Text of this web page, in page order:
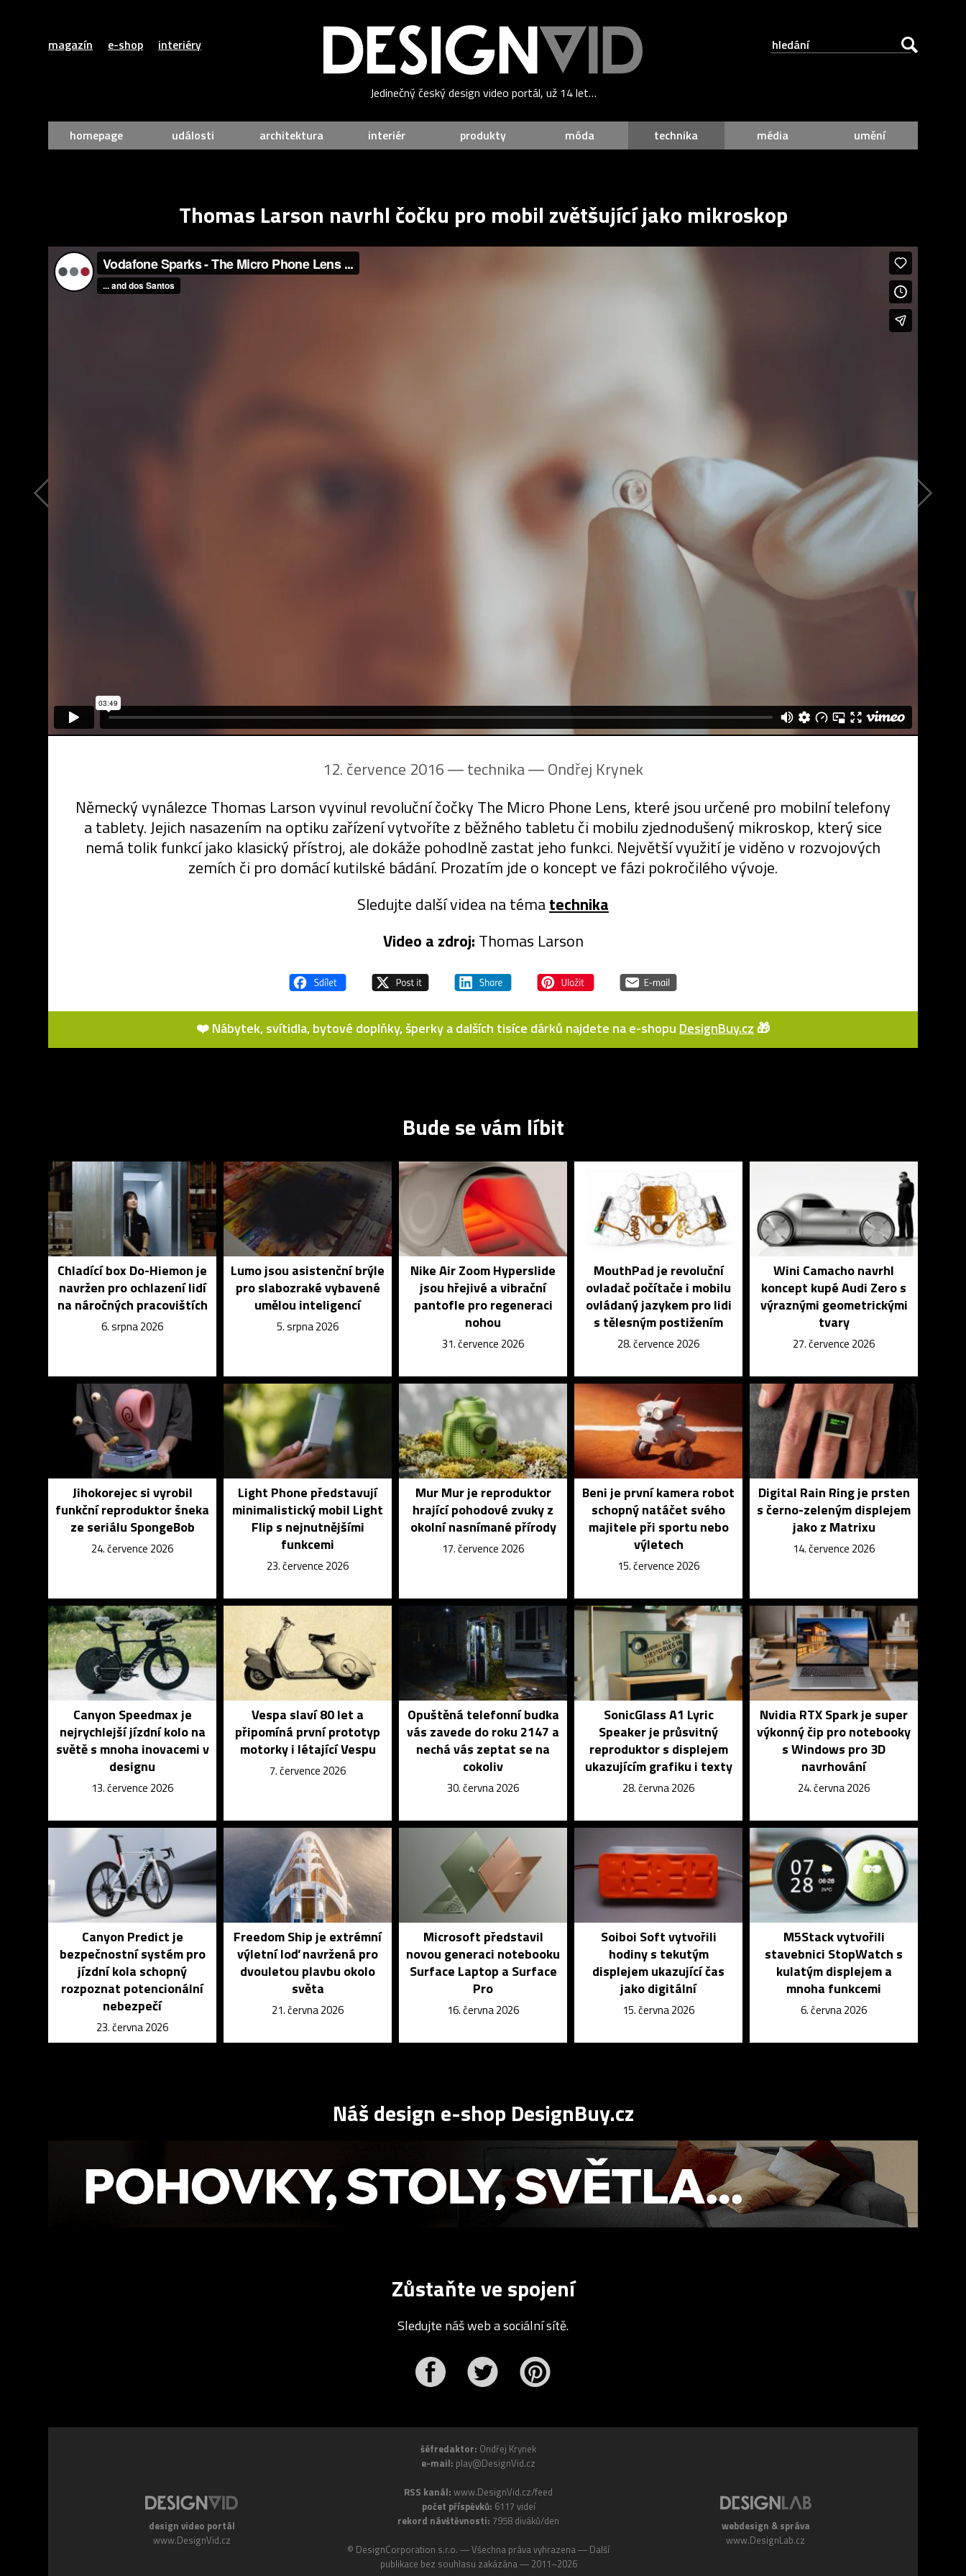
magazín e-shop interiéry
Jedinečný český design video portál, už 14 let…
homepage události architektura interiér produkty móda technika média umění
Thomas Larson navrhl čočku pro mobil zvětšující jako mikroskop
12. července 2016 ― technika ―Ondřej Krynek
Německý vynálezce Thomas Larson vyvinul revoluční čočky The Micro Phone Lens, které jsou určené pro mobilní telefony
a tablety. Jejich nasazením na optiku zařízení vytvoříte z běžného tabletu či mobilu zjednodušený mikroskop, který sice
nemá tolik funkcí jako klasický přístroj, ale dokáže pohodlně zastat jeho funkci. Největší využití je viděno v rozvojových
zemích či pro domácí kutilské bádání. Prozatím jde o koncept ve fázi pokročilého vývoje.
Sledujte další videa na tématechnika
Video a zdroj: Thomas Larson
❤️ Nábytek, svítidla, bytové doplňky, šperky a dalších tisíce dárků najdete na e-shopu DesignBuy.cz 🎁
Bude se vám líbit
Chladící box Do-Hiemon je
navržen pro ochlazení lidí
na náročných pracovištích
6. srpna 2026
Lumo jsou asistenční brýle
pro slabozraké vybavené
umělou inteligencí
5. srpna 2026
Nike Air Zoom Hyperslide
jsou hřejivé a vibrační
pantofle pro regeneraci
nohou
31. července 2026
MouthPad je revoluční
ovladač počítače i mobilu
ovládaný jazykem pro lidi
s tělesným postižením
28. července 2026
Wini Camacho navrhl
koncept kupé Audi Zero s
výraznými geometrickými
tvary
27. července 2026
Jihokorejec si vyrobil
funkční reproduktor šneka
ze seriálu SpongeBob
24. července 2026
Light Phone představují
minimalistický mobil Light
Flip s nejnutnějšími
funkcemi
23. července 2026
Mur Mur je reproduktor
hrající pohodové zvuky z
okolní nasnímané přírody
17. července 2026
Beni je první kamera robot
schopný natáčet svého
majitele při sportu nebo
výletech
15. července 2026
Digital Rain Ring je prsten
s černo-zeleným displejem
jako z Matrixu
14. července 2026
Canyon Speedmax je
nejrychlejší jízdní kolo na
světě s mnoha inovacemi v
designu
13. července 2026
Vespa slaví 80 let a
připomíná první prototyp
motorky i létající Vespu
7. července 2026
Opuštěná telefonní budka
vás zavede do roku 2147 a
nechá vás zeptat se na
cokoliv
30. června 2026
SonicGlass A1 Lyric
Speaker je průsvitný
reproduktor s displejem
ukazujícím grafiku i texty
28. června 2026
Nvidia RTX Spark je super
výkonný čip pro notebooky
s Windows pro 3D
navrhování
24. června 2026
Canyon Predict je
bezpečnostní systém pro
jízdní kola schopný
rozpoznat potencionální
nebezpečí
23. června 2026
Freedom Ship je extrémní
výletní loď navržená pro
dvouletou plavbu okolo
světa
21. června 2026
Microsoft představil
novou generaci notebooku
Surface Laptop a Surface
Pro
16. června 2026
Soiboi Soft vytvořili
hodiny s tekutým
displejem ukazující čas
jako digitální
15. června 2026
M5Stack vytvořili
stavebnici StopWatch s
kulatým displejem a
mnoha funkcemi
6. června 2026
Náš design e-shop DesignBuy.cz
Zůstaňte ve spojení
Sledujte náš web a sociální sítě.
design video portál
www.DesignVid.cz
šéfredaktor: Ondřej Krynek
e-mail: play@DesignVid.cz
RSS kanál: www.DesignVid.cz/feed
počet příspěvků: 6117 videí
rekord návštěvnosti: 7958 diváků/den
© DesignCorporation s.r.o. ― Všechna práva vyhrazena ― Další
publikace bez souhlasu zakázána ― 2011–2026
webdesign & správa
www.DesignLab.cz